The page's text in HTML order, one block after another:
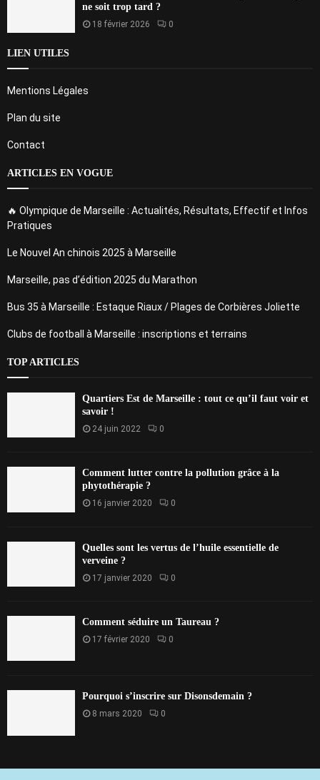
ne soit trop tard ?
18 février 2026 0
LIEN UTILES
Mentions Légales
Plan du site
Contact
ARTICLES EN VOGUE
🔥 Olympique de Marseille : Actualités, Résultats, Effectif et Infos
Pratiques
Le Nouvel An chinois 2025 à Marseille
Marseille, pas d’édition 2025 du Marathon
Bus 35 à Marseille : Estaque Riaux / Plages de Corbières Joliette
Clubs de football à Marseille : inscriptions et terrains
TOP ARTICLES
Quartiers Est de Marseille : tout ce qu’il faut voir et
savoir !
24 juin 2022 0
Comment lutter contre la pollution grâce à la
phytothérapie ?
16 janvier 2020 0
Quelles sont les vertus de l’huile essentielle de
verveine ?
17 janvier 2020 0
Comment séduire un Taureau ?
17 février 2020 0
Pourquoi s’inscrire sur Disonsdemain ?
8 mars 2020 0